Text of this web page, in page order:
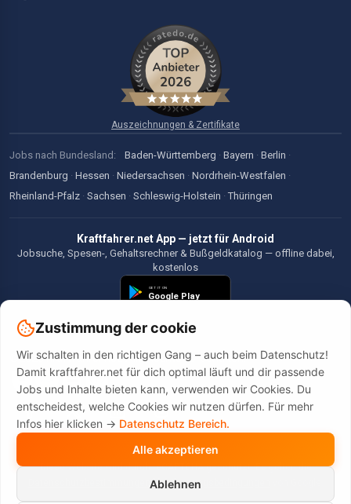
Auszeichnungen & Zertifikate
Jobs nach Bundesland: Baden-Württemberg · Bayern · Berlin ·
Brandenburg · Hessen · Niedersachsen · Nordrhein-Westfalen ·
Rheinland-Pfalz · Sachsen · Schleswig-Holstein · Thüringen
Kraftfahrer.net App — jetzt für Android
Jobsuche, Spesen-, Gehaltsrechner & Bußgeldkatalog — offline dabei,
kostenlos
©2026 Kraftfahrer.net. Alle Rechte vorbehalten.
Diese Website wird durch reCAPTCHA geschützt. Es gelten die
undNutzungsbedingungen
Zustimmung der cookie
Wir schalten in den richtigen Gang – auch beim Datenschutz!
Damit kraftfahrer.net für dich optimal läuft und dir passende
Jobs und Inhalte bieten kann, verwenden wir Cookies. Du
entscheidest, welche Cookies wir nutzen dürfen. Für mehr
Infos hier klicken -> Datenschutz Bereich.
Alle akzeptieren
Ablehnen